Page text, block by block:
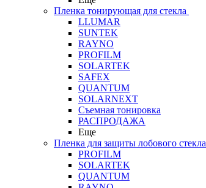
Пленка тонирующая для стекла
LLUMAR
SUNTEK
RAYNO
PROFILM
SOLARTEK
SAFEX
QUANTUM
SOLARNEXT
Съемная тонировка
РАСПРОДАЖА
Еще
Пленка для защиты лобового стекла
PROFILM
SOLARTEK
QUANTUM